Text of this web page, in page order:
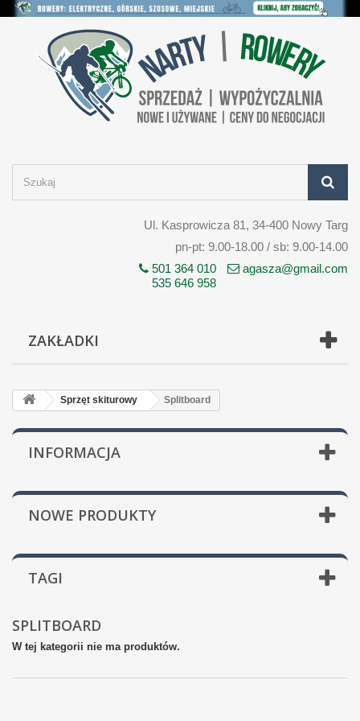
Ul. Kasprowicza 81, 34-400 Nowy Targ
pn-pt: 9.00-18.00 / sb: 9.00-14.00
501 364 010
535 646 958
agasza@gmail.com
ZAKŁADKI
Sprzęt skiturowy Splitboard
INFORMACJA
NOWE PRODUKTY
TAGI
SPLITBOARD
W tej kategorii nie ma produktów.